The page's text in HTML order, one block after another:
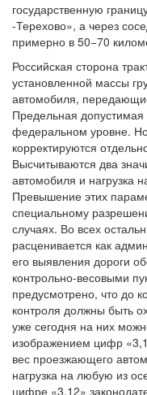
государственную
-Терехово», а через
примерно в 50−70
Российская сторона
установленной массы
автомобиля,
Предельная допустимая
федеральном уровне.
корректируются
Высчитываются два
автомобиля и нагрузка
Превышение этих
специальному
случаях. Во всех
расценивается как
его выявления дороги
контрольно-весовыми
предусмотрено, что до
контроля должны быть
уже сегодня на них
изображением цифр
вес проезжающего
нагрузка на любую из
цифре «3,12»